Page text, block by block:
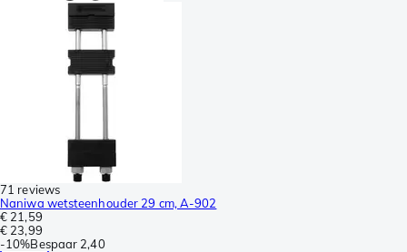
71 reviews
Naniwa wetsteenhouder 29 cm, A-902
€ 21,59
€ 23,99
-10%Bespaar 2,40